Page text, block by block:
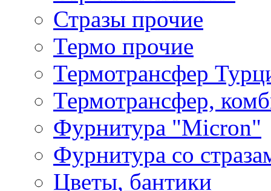
Стразы прочие
Термо прочие
Термотрансфер
Термотрансфер,
Фурнитура "Micron"
Фурнитура со
Цветы, бантики